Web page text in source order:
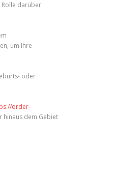
Rolle darüber
um Ihre
oder
order-
hinaus dem Gebiet